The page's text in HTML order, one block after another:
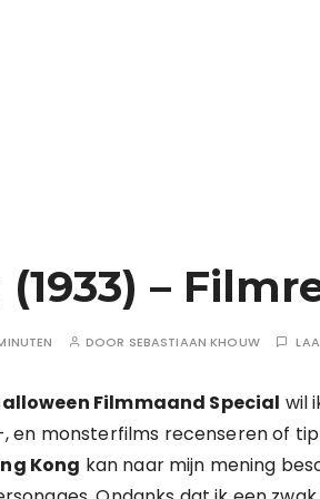
–
DOOR SEBASTIAAN KHOUW
Filmmaand Special wil
en monsterfilms recenseren of
Kong kan naar mijn mening